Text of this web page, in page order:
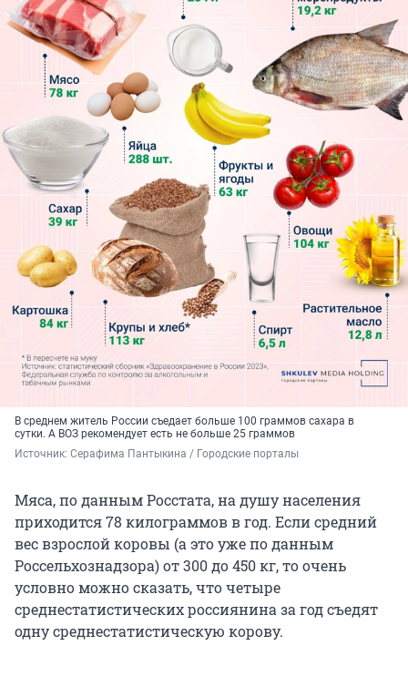
В среднем житель России съедает больше 100 граммов сахара в
сутки. А ВОЗ рекомендует есть не больше 25 граммов
Источник: Серафима Пантыкина / Городские порталы
Мяса, по данным Росстата, на душу населения
приходится 78 килограммов в год. Если средний
вес взрослой коровы (а это уже по данным
Россельхознадзора) от 300 до 450 кг, то очень
условно можно сказать, что четыре
среднестатистических россиянина за год съедят
одну среднестатистическую корову.